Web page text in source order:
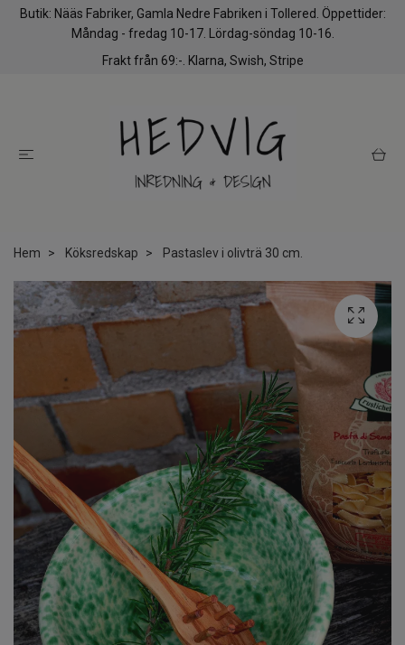
Butik: Nääs Fabriker, Gamla Nedre Fabriken i Tollered. Öppettider:
Måndag - fredag 10-17. Lördag-söndag 10-16.
Frakt från 69:-. Klarna, Swish, Stripe
Hem Köksredskap Pastaslev i olivträ 30 cm.